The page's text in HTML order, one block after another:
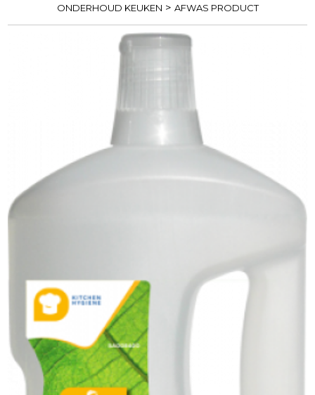
ONDERHOUD KEUKEN > AFWAS PRODUCT